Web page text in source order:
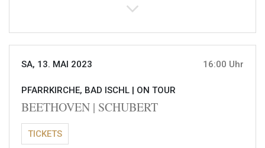
SA, 13. MAI 2023 16:00 Uhr
PFARRKIRCHE, BAD ISCHL | ON TOUR
BEETHOVEN | SCHUBERT
TICKETS